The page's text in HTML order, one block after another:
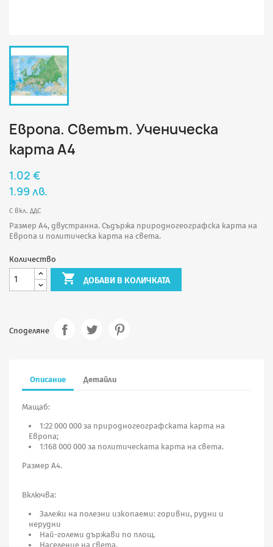
Европа. Светът. Ученическа
карта А4
1.02 €
1.99 лв.
С вкл. ДДС
Размер А4, двустранна. Съдържа природногеографска карта на
Европа и политическа карта на света.
Количество
 ДОБАВИ В КОЛИЧКАТА
Споделяне
Описание Детайли
Мащаб:
1:22 000 000 за природногеографската карта на
Европа;
1:168 000 000 за политическата карта на света.
Размер А4.
Включва:
Залежи на полезни изкопаеми: горивни, рудни и
нерудни
Най-големи държави по площ.
Население на света.